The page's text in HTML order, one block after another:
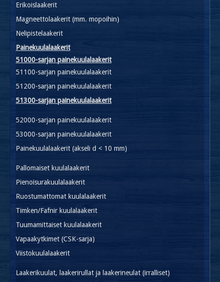
Erikoislaakerit
Magneettolaakerit (mm. mopoihin)
Nelipistelaakerit
Painekuulalaakerit
51000-sarjan painekuulalaakerit
51100-sarjan painekuulalaakerit
51200-sarjan painekuulalaakerit
51300-sarjan painekuulalaakerit
52000-sarjan painekuulalaakerit
53000-sarjan painekuulalaakerit
Painekuulalaakerit (akseli d < 10 mm)
Pallomaiset kuulalaakerit
Pienoisurakuulalaakerit
Ruostumattomat kuulalaakerit
Timken/Fafnir kuulalaakerit
Tuumamittaiset kuulalaakerit
Vapaakytkimet (CSK-sarja)
Viistokuulalaakerit
Laakerikuulat, laakerirullat ja laakerineulat (irralliset)